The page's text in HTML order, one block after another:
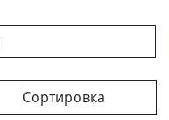
Сортировка